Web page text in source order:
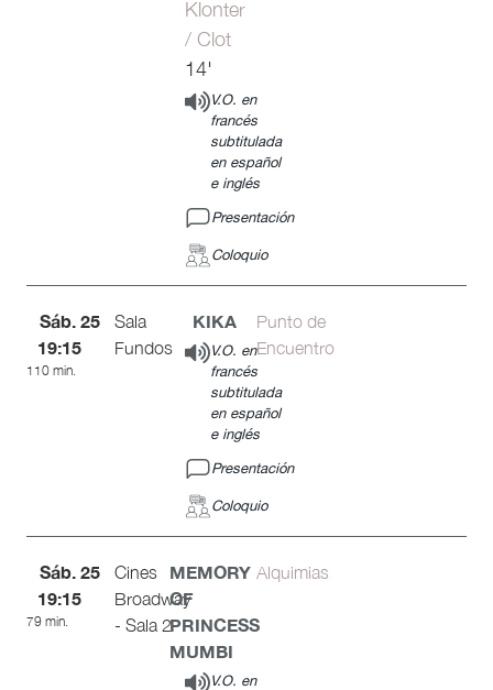
Klonter
/ Clot
14'
V.O. en
francés
subtitulada
en español
e inglés
Presentación
Coloquio
Sáb. 25
19:15
110 min.
Sala
Fundos
KIKA
V.O. en
francés
subtitulada
en español
e inglés
Presentación
Coloquio
Punto de
Encuentro
Sáb. 25
19:15
79 min.
Cines
Broadway
- Sala 2
MEMORY
OF
PRINCESS
MUMBI
V.O. en
Alquimias